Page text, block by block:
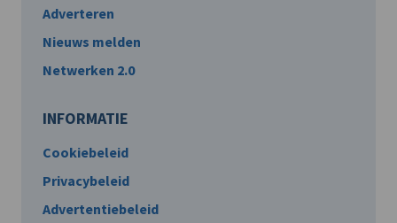
Adverteren
Nieuws melden
Netwerken 2.0
INFORMATIE
Cookiebeleid
Privacybeleid
Advertentiebeleid